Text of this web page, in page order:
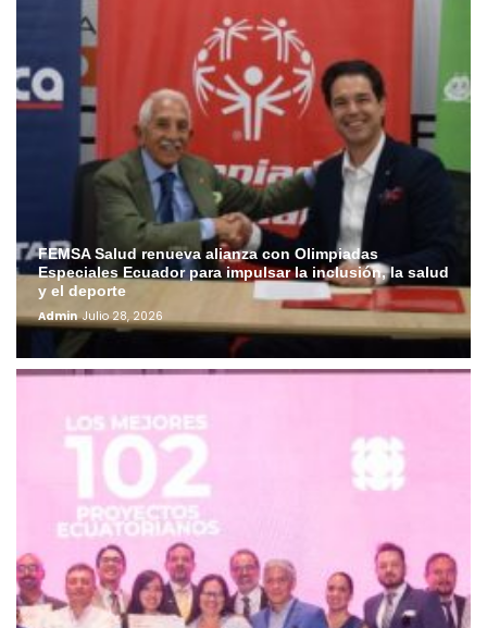
FEMSA Salud renueva alianza con Olimpiadas
Especiales Ecuador para impulsar la inclusión, la salud
y el deporte
Admin Julio 28, 2026